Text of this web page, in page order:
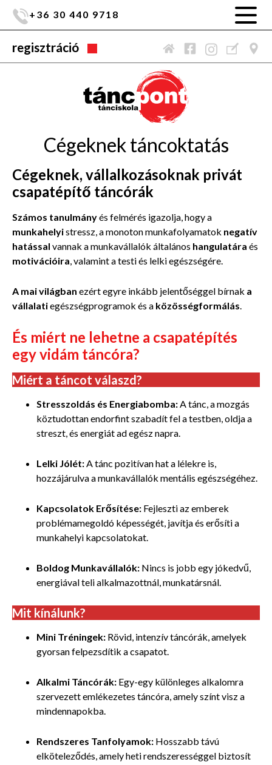
+36 30 440 9718
regisztráció
Cégeknek táncoktatás
Cégeknek, vállalkozásoknak privát
csapatépítő táncórák
Számos tanulmányés felmérés igazolja, hogy a
munkahelyistressz, a monoton munkafolyamatok negatív
hatással vannak a munkavállalók általános hangulatára és
motivációira, valamint a testi és lelki egészségére.
A mai világban ezért egyre inkább jelentőséggel bírnak a
vállalatiegészségprogramok és a közösségformálás.
És miért ne lehetne a csapatépítés
egy vidám táncóra?
Miért a táncot válaszd?
Stresszoldás és Energiabomba:A tánc, a mozgás
köztudottan endorfint szabadít fel a testben, oldja a
streszt, és energiát ad egész napra.
Lelki Jólét:A tánc pozitívan hat a lélekre is,
hozzájárulva a munkavállalók mentális egészségéhez.
Kapcsolatok Erősítése: Fejleszti az emberek
problémamegoldó képességét, javítja és erősíti a
munkahelyi kapcsolatokat.
Boldog Munkavállalók: Nincs is jobb egy jókedvű,
energiával teli alkalmazottnál, munkatársnál.
Mit kínálunk?
Mini Tréningek: Rövid, intenzív táncórák, amelyek
gyorsan felpezsdítik a csapatot.
Alkalmi Táncórák: Egy-egy különleges alkalomra
szervezett emlékezetes táncóra, amely színt visz a
mindennapokba.
Rendszeres Tanfolyamok: Hosszabb távú
elköteleződés, amely heti rendszerességgel biztosít